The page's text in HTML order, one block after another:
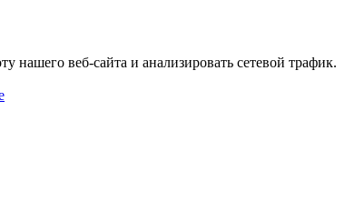
веб-сайта и анализировать сетевой трафик.